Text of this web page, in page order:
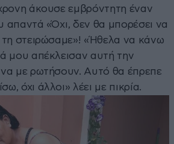
άκουσε εμβρόντητη έναν
απαντά «Όχι, δεν θα μπορέσει να
τη στειρώσαμε»! «Ήθελα να κάνω
μου απέκλεισαν αυτή την
να με ρωτήσουν. Αυτό θα έπρεπε
όχι άλλοι» λέει με πικρία.